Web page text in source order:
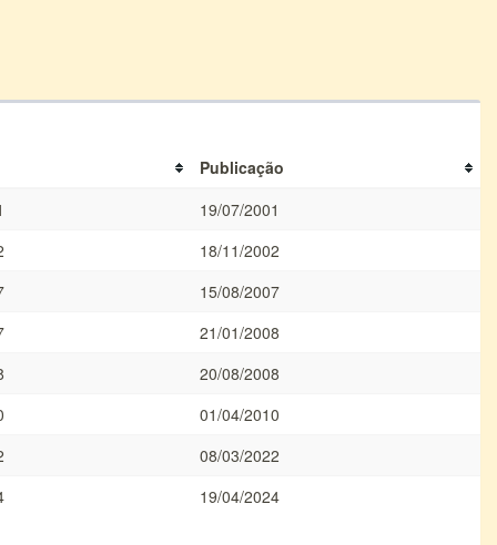
Publicação
19/07/2001
18/11/2002
15/08/2007
21/01/2008
20/08/2008
01/04/2010
08/03/2022
19/04/2024